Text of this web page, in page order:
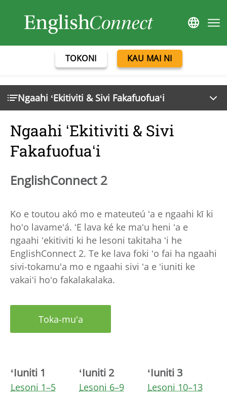
TOKONI KAU MAI NI
Ngaahi ʻEkitiviti & Sivi Fakafuofuaʻi
Ngaahi ʻEkitiviti & Sivi
Fakafuofuaʻi
EnglishConnect 2
Ko e toutou akó mo e mateuteú ʻa e ngaahi kī ki
hoʻo lavameʻá. ʻE lava ké ke maʻu heni ʻa e
ngaahi ʻekitiviti ki he lesoni takitaha ʻi he
EnglishConnect 2. Te ke lava foki ʻo fai ha ngaahi
sivi-tokamu'a mo e ngaahi sivi ʻa e ʻiuniti ke
vakaiʻi hoʻo fakalakalaka.
Toka-mu'a
ʻIuniti 1
Lesoni 1–5
ʻIuniti 2
Lesoni 6–9
ʻIuniti 3
Lesoni 10–13